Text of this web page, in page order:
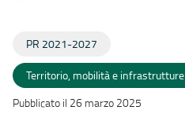
PR 2021-2027
Territorio, mobilità e infrastrutture
Pubblicato il 26 marzo 2025